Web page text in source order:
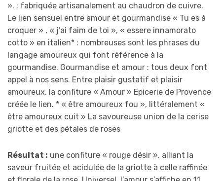
». ; fabriquée artisanalement au chaudron de cuivre.
Le lien sensuel entre amour et gourmandise « Tu es à
croquer » , « j’ai faim de toi », « essere innamorato
cotto » en italien* : nombreuses sont les phrases du
langage amoureux qui font référence à la
gourmandise. Gourmandise et amour : tous deux font
appel à nos sens. Entre plaisir gustatif et plaisir
amoureux, la confiture « Amour » Epicerie de Provence
créée le lien. * « être amoureux fou », littéralement «
être amoureux cuit » La savoureuse union de la cerise
griotte et des pétales de roses
Résultat : une confiture « rouge désir », alliant la
saveur fruitée et acidulée de la griotte à celle raffinée